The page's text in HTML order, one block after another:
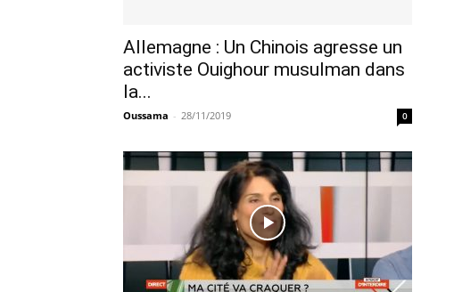
Allemagne : Un Chinois agresse un
activiste Ouighour musulman dans
la...
Oussama - 28/11/2019 0